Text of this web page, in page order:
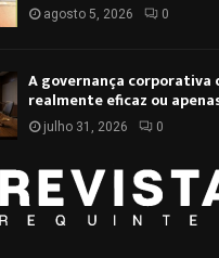
agosto 5, 2026 0
A governança corporativa
realmente eficaz ou
julho 31, 2026 0